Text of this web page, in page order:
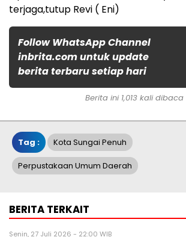
terjaga,tutup Revi ( Eni)
Follow WhatsApp Channel
inbrita.com untuk update
berita terbaru setiap hari
Berita ini 1,013 kali dibaca
Tag : Kota Sungai Penuh
Perpustakaan Umum Daerah
BERITA TERKAIT
Senin, 27 Juli 2026 - 22:00 WIB